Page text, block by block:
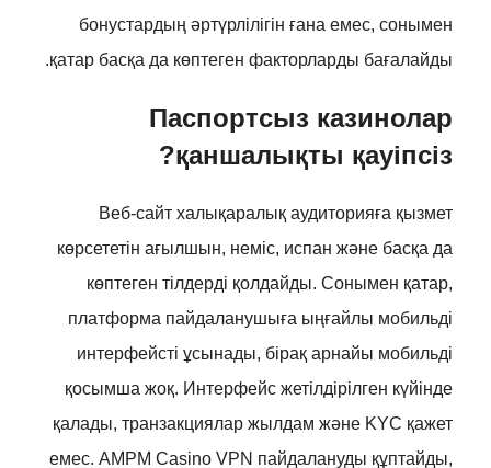
бонустардың әртүрлілігін ғана емес, сонымен
қатар басқа да көптеген факторларды бағалайды.
Паспортсыз казинолар
қаншалықты қауіпсіз?
Веб-сайт халықаралық аудиторияға қызмет
көрсететін ағылшын, неміс, испан және басқа да
көптеген тілдерді қолдайды. Сонымен қатар,
платформа пайдаланушыға ыңғайлы мобильді
интерфейсті ұсынады, бірақ арнайы мобильді
қосымша жоқ. Интерфейс жетілдірілген күйінде
қалады, транзакциялар жылдам және KYC қажет
емес. AMPM Casino VPN пайдалануды құптайды,